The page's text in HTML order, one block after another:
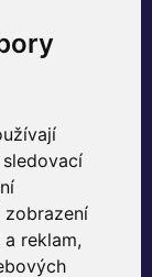
zobrazení
reklam,